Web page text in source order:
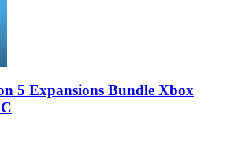
5 Expansions Bundle Xbox